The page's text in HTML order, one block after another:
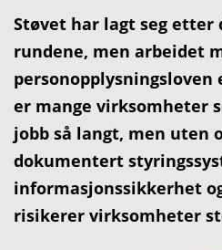
Støvet har lagt seg etter
rundene, men arbeidet
er mange virksomheter
jobb så langt, men uten
dokumentert
informasjonssikkerhet
risikerer virksomheter